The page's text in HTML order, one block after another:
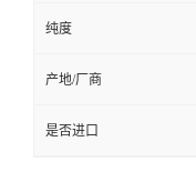
纯度
产地/厂商
是否进口